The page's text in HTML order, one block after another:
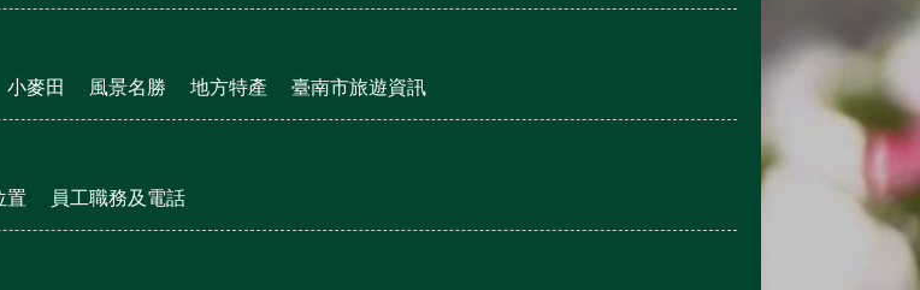
小麥田 風景名勝 地方特產 臺南市旅遊資訊
置 員工職務及電話